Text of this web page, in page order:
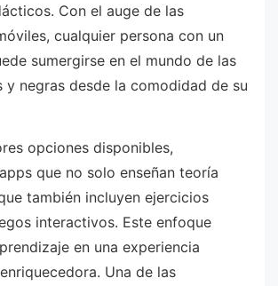
Con el auge de las
cualquier persona con un
sumergirse en el mundo de las
y negras desde la comodidad de su
opciones disponibles,
que no solo enseñan teoría
también incluyen ejercicios
interactivos. Este enfoque
en una experiencia
Una de las